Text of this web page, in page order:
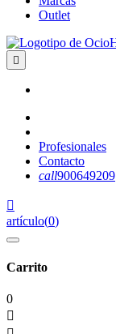
Outlet

Profesionales
Contacto
call900649209

artículo(0)
Carrito
0
